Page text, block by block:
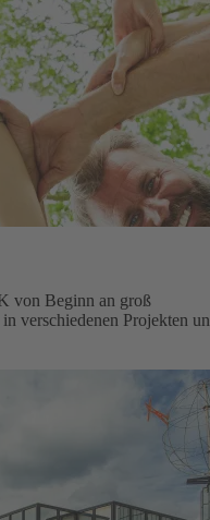
von Beginn an groß
verschiedenen Projekten